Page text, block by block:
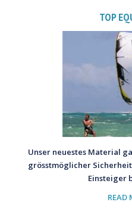
TOP
Unser neuestes Material
grösstmöglicher
Einsteiger
READ